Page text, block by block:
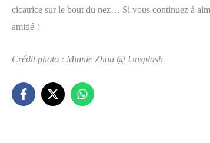
cicatrice sur le bout du nez… Si vous continuez à
amitié !
Crédit photo : Minnie Zhou @ Unsplash